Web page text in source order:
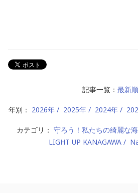
記事一覧： 最新順
年別： 2026年 2025年 2024年
カテゴリ： 守ろう！私たちの綺麗な海
LIGHT UP KANAGAWA